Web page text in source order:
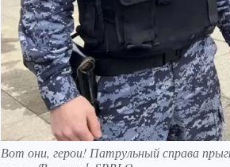
Вот они, герои! Патрульный справа